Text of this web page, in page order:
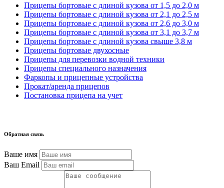
Прицепы бортовые с длиной кузова от 1,5 до 2,0 м
Прицепы бортовые с длиной кузова от 2,1 до 2,5 м
Прицепы бортовые с длиной кузова от 2,6 до 3,0 м
Прицепы бортовые с длиной кузова от 3,1 до 3,7 м
Прицепы бортовые с длиной кузова свыше 3,8 м
Прицепы бортовые двухосные
Прицепы для перевозки водной техники
Прицепы специального назначения
Фаркопы и прицепные устройства
Прокат/аренда прицепов
Постановка прицепа на учет
Обратная связь
Ваше имя
Ваш Email